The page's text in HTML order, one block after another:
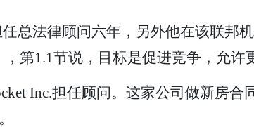
任总法律顾问六年，另外他在该联邦
第1.1节说，目标是促进竞争，允
Inc.担任顾问。这家公司做新房